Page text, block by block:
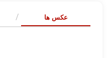
عکس ها